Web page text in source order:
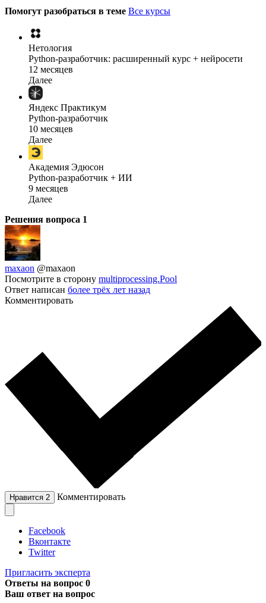
Помогут разобраться в теме Все курсы
Нетология
Python-разработчик: расширенный курс + нейросети
12 месяцев
Далее
Яндекс Практикум
Python-разработчик
10 месяцев
Далее
Академия Эдюсон
Python-разработчик + ИИ
9 месяцев
Далее
Решения вопроса 1
maxaon @maxaon
Посмотрите в сторону multiprocessing.Pool
Ответ написан более трёх лет назад
Комментировать
Нравится 2 Комментировать
Facebook
Вконтакте
Twitter
Пригласить эксперта
Ответы на вопрос 0
Ваш ответ на вопрос